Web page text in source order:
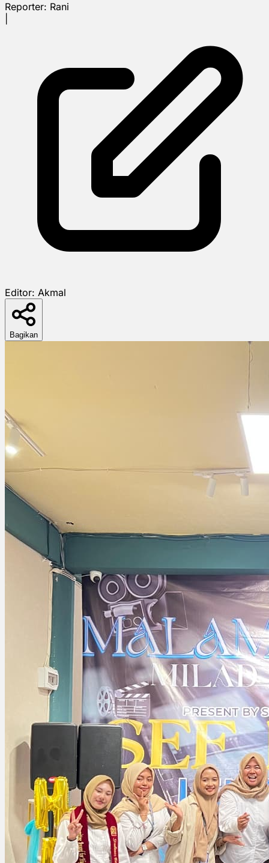
Reporter: Rani
Editor: Akmal
Bagikan